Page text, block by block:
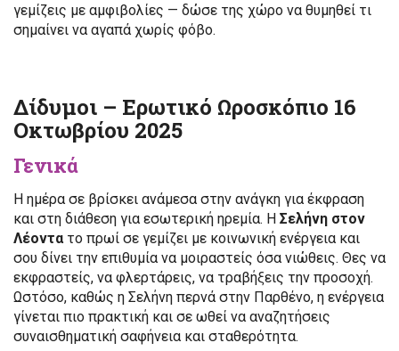
γεμίζεις με αμφιβολίες — δώσε της χώρο να θυμηθεί τι
σημαίνει να αγαπά χωρίς φόβο.
Δίδυμοι – Ερωτικό Ωροσκόπιο 16
Οκτωβρίου 2025
Γενικά
Η ημέρα σε βρίσκει ανάμεσα στην ανάγκη για έκφραση
και στη διάθεση για εσωτερική ηρεμία. Η Σελήνη στον
Λέοντατο πρωί σε γεμίζει με κοινωνική ενέργεια και
σου δίνει την επιθυμία να μοιραστείς όσα νιώθεις. Θες να
εκφραστείς, να φλερτάρεις, να τραβήξεις την προσοχή.
Ωστόσο, καθώς η Σελήνη περνά στην Παρθένο, η ενέργεια
γίνεται πιο πρακτική και σε ωθεί να αναζητήσεις
συναισθηματική σαφήνεια και σταθερότητα.